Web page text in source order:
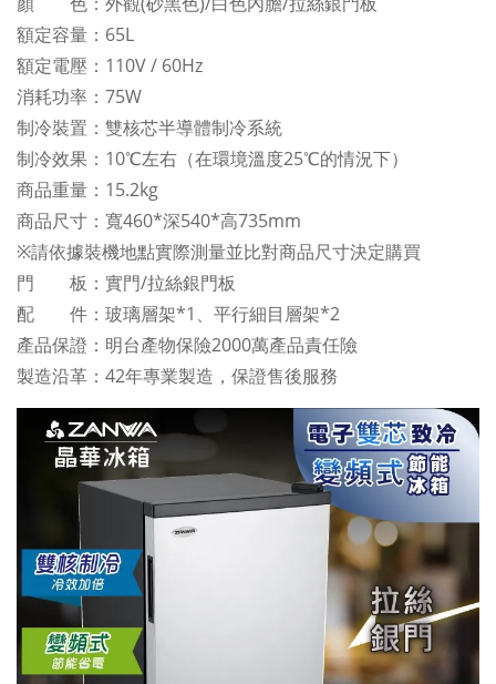
額定容量：65L
額定電壓：110V / 60Hz
消耗功率：75W
制冷裝置：雙核芯半導體制冷系統
制冷效果：10℃左右（在環境溫度25℃的情況下）
商品重量：15.2kg
商品尺寸：寬460*深540*高735mm
※請依據裝機地點實際測量並比對商品尺寸決定購買
門 板：實門/拉絲銀門板
配 件：玻璃層架*1、平行細目層架*2
產品保證：明台產物保險2000萬產品責任險
製造沿革：42年專業製造，保證售後服務